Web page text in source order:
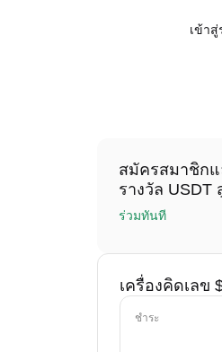
เข้า
สมัครสมาชิก
รางวัล USDT
ร่วมทันที
เครื่องคิดเลข
ชำระ